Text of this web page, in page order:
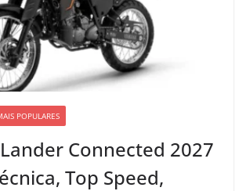
POPULARES
Connected 2027
Top Speed,